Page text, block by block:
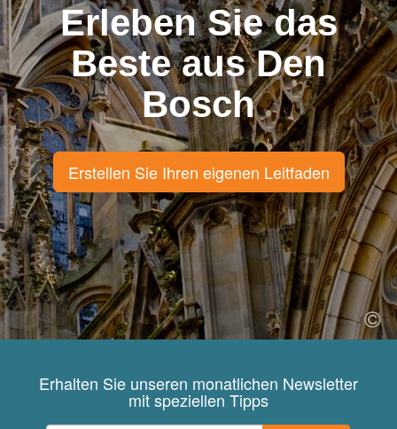
Erleben Sie das
Beste aus Den
Bosch
Erstellen Sie Ihren eigenen Leitfaden
Erhalten Sie unseren monatlichen Newsletter
mit speziellen Tipps